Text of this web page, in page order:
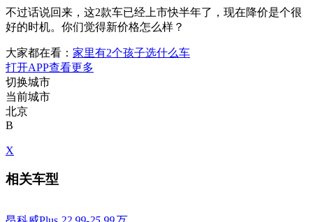
不过话说回来，这2款车已经上市快半年了，现在降价是个很
好的时机。你们觉得新价格怎么样？
大家都在看： 家里有2个孩子选什么车
打开APP查看更多
切换城市
当前城市
北京
B
X
相关车型